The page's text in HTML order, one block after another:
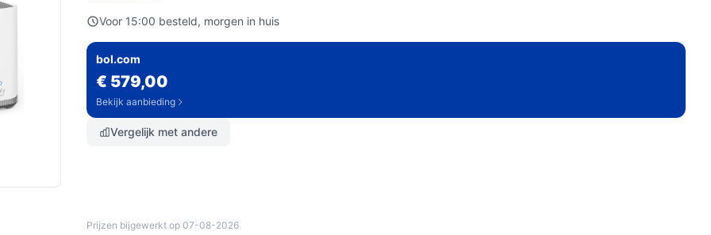
Voor 15:00 besteld, morgen in huis
bol.com
€ 579,00
Bekijk aanbieding
Vergelijk met andere
Prijzen bijgewerkt op 07-08-2026